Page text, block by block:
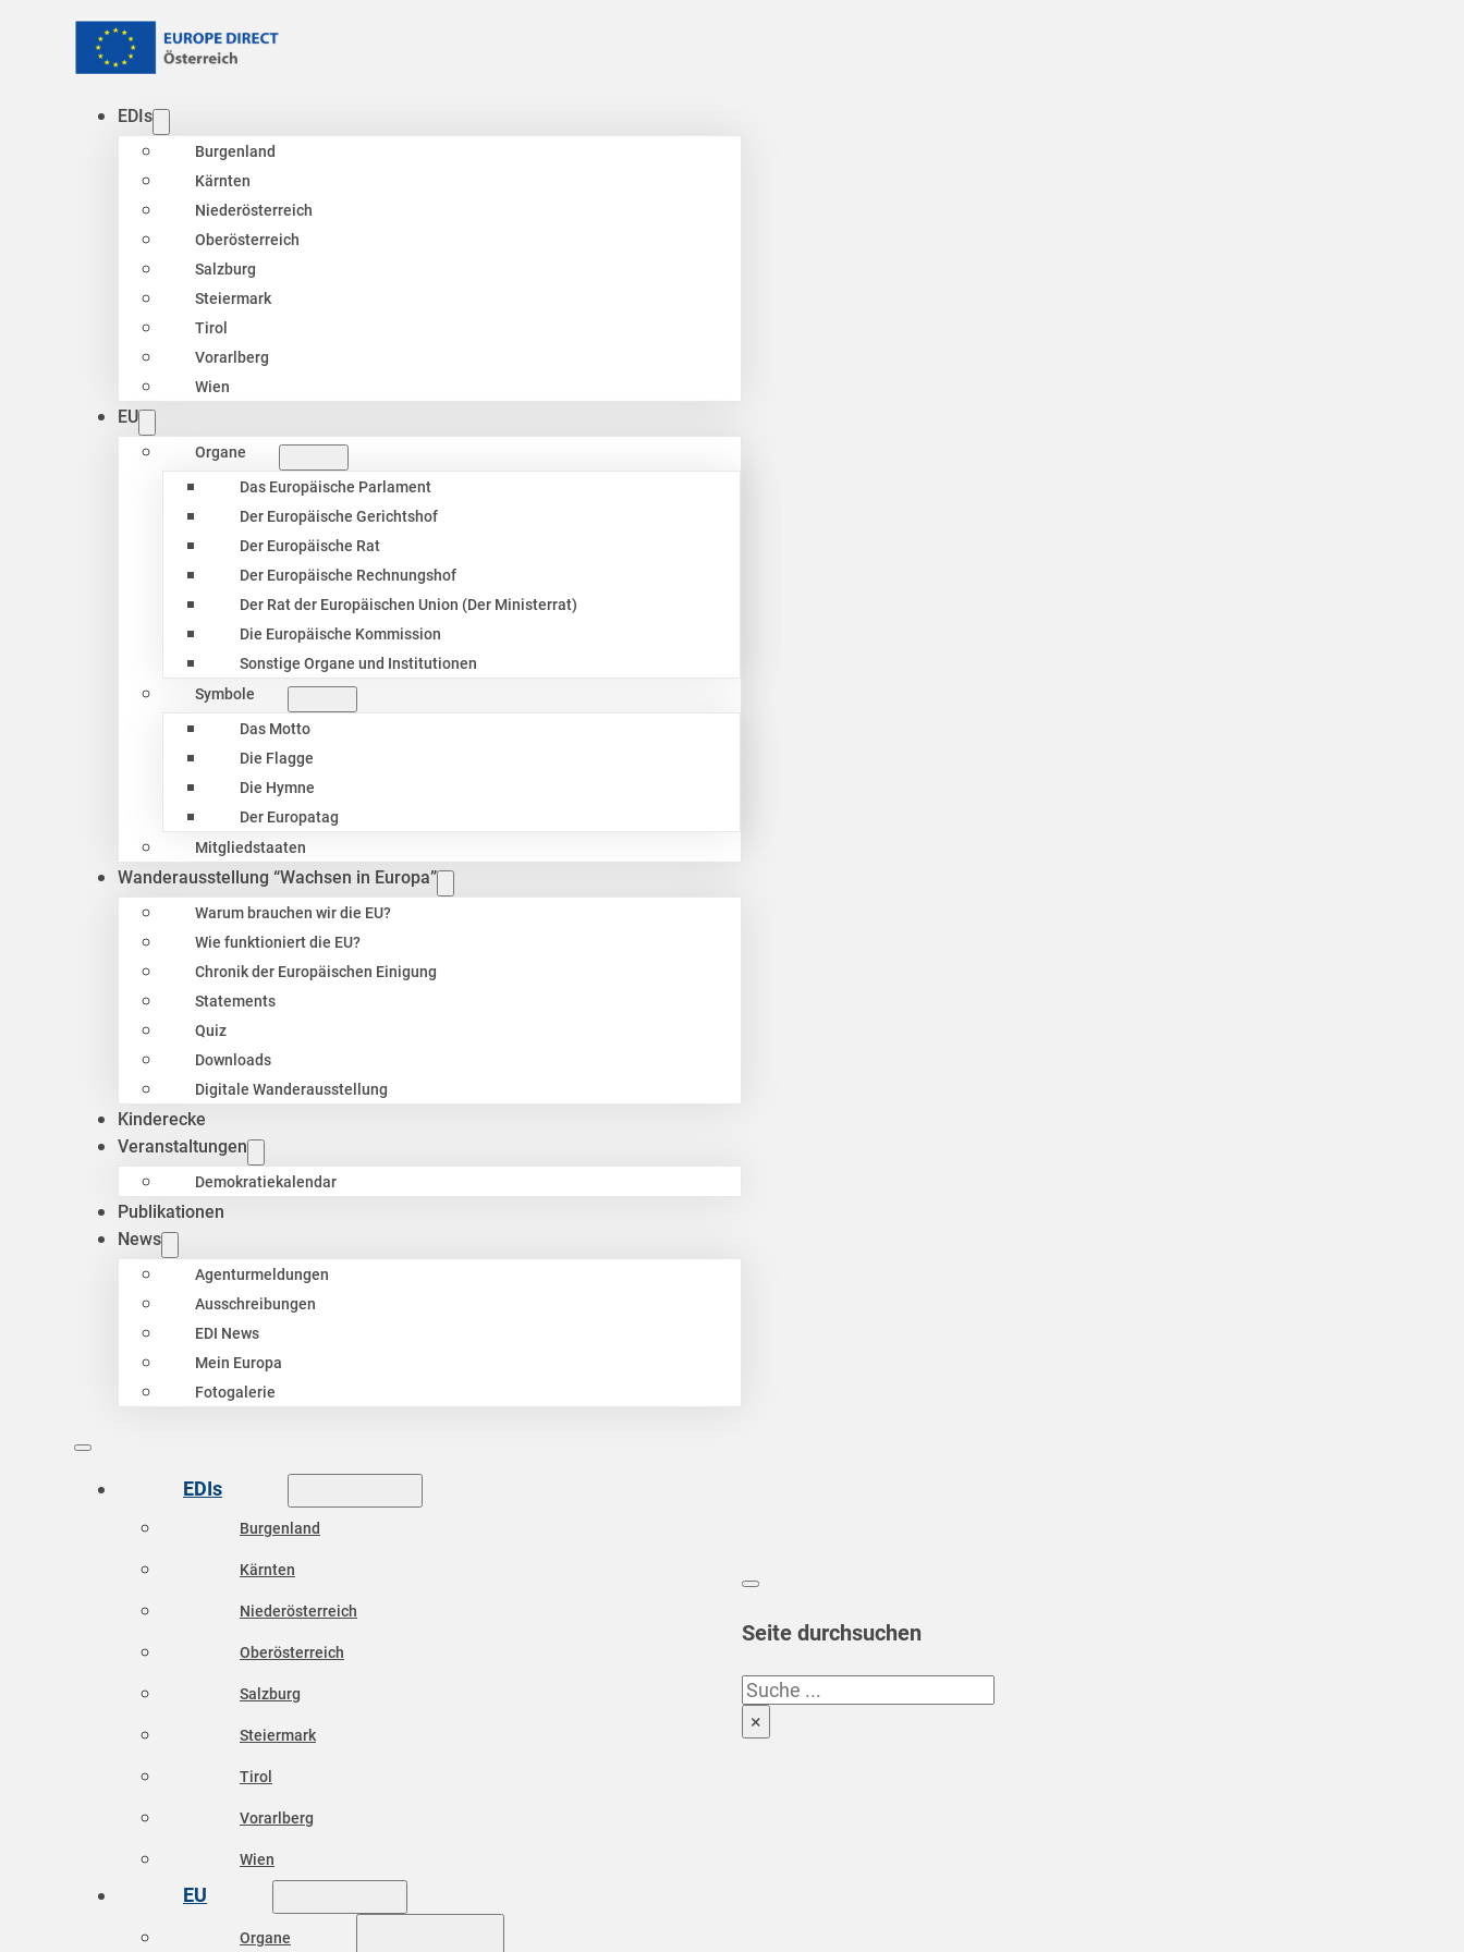
EDIs
Burgenland
Kärnten
Niederösterreich
Oberösterreich
Salzburg
Steiermark
Tirol
Vorarlberg
Wien
EU
Organe
Das Europäische Parlament
Der Europäische Gerichtshof
Der Europäische Rat
Der Europäische Rechnungshof
Der Rat der Europäischen Union (Der Ministerrat)
Die Europäische Kommission
Sonstige Organe und Institutionen
Symbole
Das Motto
Die Flagge
Die Hymne
Der Europatag
Mitgliedstaaten
Wanderausstellung “Wachsen in Europa”
Warum brauchen wir die EU?
Wie funktioniert die EU?
Chronik der Europäischen Einigung
Statements
Quiz
Downloads
Digitale Wanderausstellung
Kinderecke
Veranstaltungen
Demokratiekalendar
Publikationen
News
Agenturmeldungen
Ausschreibungen
EDI News
Mein Europa
Fotogalerie
EDIs
Burgenland
Kärnten
Niederösterreich
Oberösterreich
Salzburg
Steiermark
Tirol
Vorarlberg
Wien
EU
Organe
Seite durchsuchen
Suchen
×